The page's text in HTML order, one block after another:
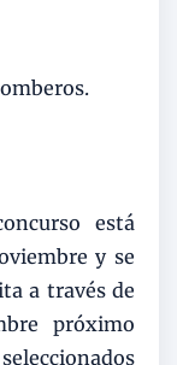
está
y se
a través de
próximo